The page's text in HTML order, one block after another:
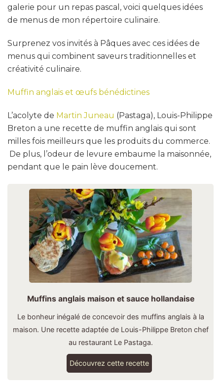
galerie pour un repas pascal, voici quelques idées
de menus de mon répertoire culinaire.
Surprenez vos invités à Pâques avec ces idées de
menus qui combinent saveurs traditionnelles et
créativité culinaire.
Muffin anglais et œufs bénédictines
L’acolyte de Martin Juneau (Pastaga), Louis-Philippe
Breton a une recette de muffin anglais qui sont
milles fois meilleurs que les produits du commerce.
De plus, l’odeur de levure embaume la maisonnée,
pendant que le pain lève doucement.
Muffins anglais maison et sauce hollandaise
Le bonheur inégalé de concevoir des muffins anglais à la
maison. Une recette adaptée de Louis-Philippe Breton chef
au restaurant Le Pastaga.
Découvrez cette recette